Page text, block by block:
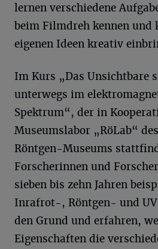
lernen verschiedene
beim Filmdreh kennen und
eigenen Ideen kreativ
Im Kurs „Das Unsichtbare
unterwegs im
Spektrum“, der in
Museumslabor „RöLab“
Röntgen-Museums
Forscherinnen und
sieben bis zehn Jahren
Inrafrot-, Röntgen- und
den Grund und erfahren,
Eigenschaften die